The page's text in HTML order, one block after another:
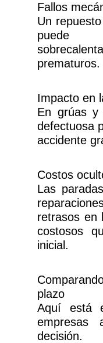
Fallos
Un
prematuros.
Impacto en
En grúas y
defectuosa
accidente
Costos
Las
retrasos en
costosos
inicial.
plazo
Aquí está
empresas
decisión.